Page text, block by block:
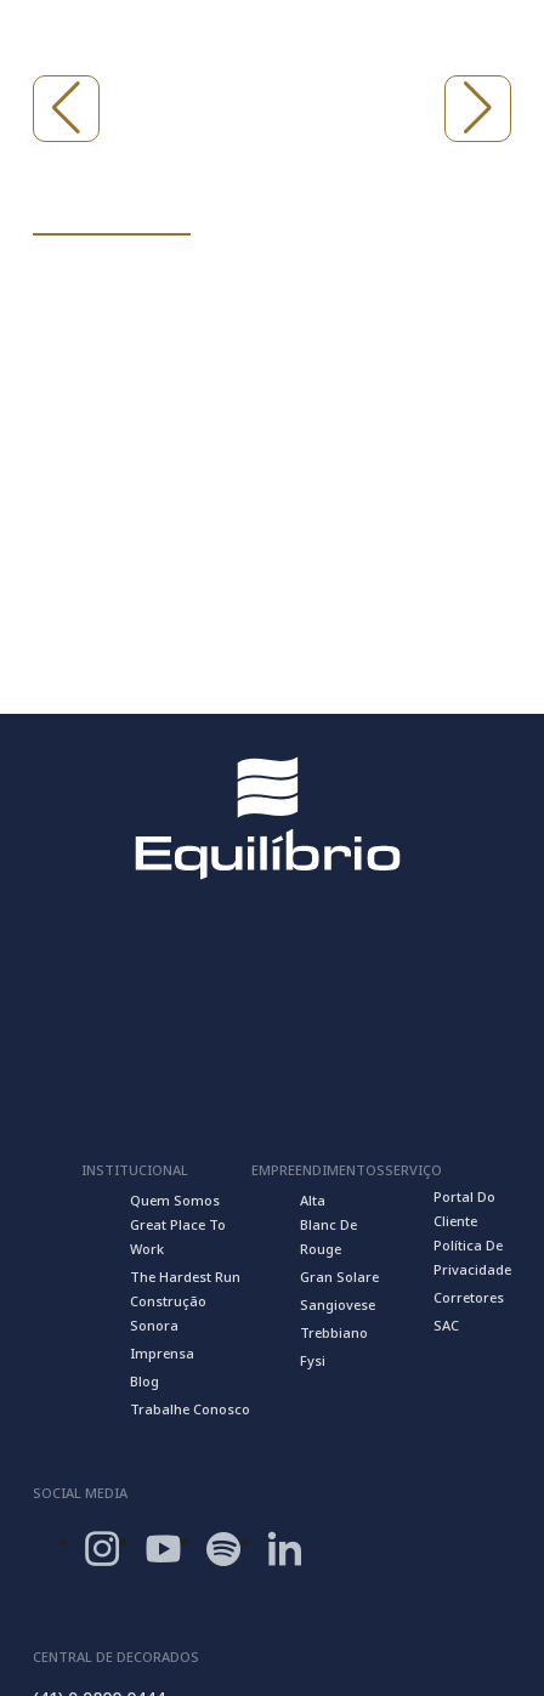
INSTITUCIONAL
Quem Somos
Great Place To
Work
The Hardest Run
Construção
Sonora
Imprensa
Blog
Trabalhe Conosco
EMPREENDIMENTOS
Alta
Blanc De
Rouge
Gran Solare
Sangiovese
Trebbiano
Fysi
SERVIÇO
Portal Do
Cliente
Política De
Privacidade
Corretores
SAC
SOCIAL MEDIA
CENTRAL DE DECORADOS